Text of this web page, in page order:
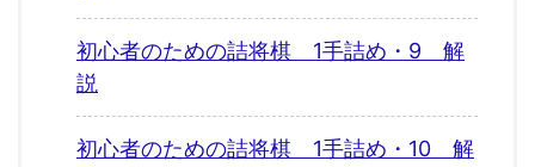
初心者のための詰将棋 1手詰め・9 解
説
初心者のための詰将棋 1手詰め・10 解